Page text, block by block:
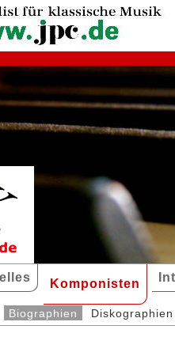
Komponisten
Biographien Diskographien